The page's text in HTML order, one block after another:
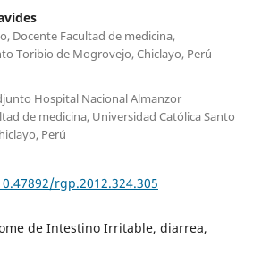
Docente Facultad de medicina,
Toribio de Mogrovejo, Chiclayo, Perú
Hospital Nacional Almanzor
de medicina, Universidad Católica Santo
Perú
rgp.2012.324.305
de Intestino Irritable, diarrea,